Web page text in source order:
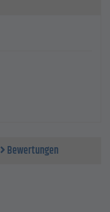
Bewertungen